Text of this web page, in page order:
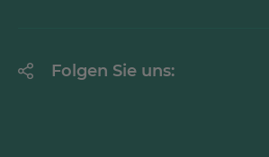
Folgen Sie uns: